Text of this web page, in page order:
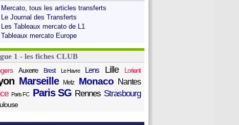
Mercato, tous les articles transferts
Le Journal des Transferts
Les Tableaux mercato de L1
Tableaux mercato Europe
1 - les fiches CLUB
Auxerre Brest Le Havre Lens Lille Lorient
Marseille Metz Monaco Nantes
Paris FC Paris SG Rennes Strasbourg